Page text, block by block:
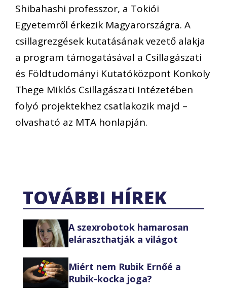
Shibahashi professzor, a Tokiói
Egyetemről érkezik Magyarországra. A
csillagrezgések kutatásának vezető alakja
a program támogatásával a Csillagászati
és Földtudományi Kutatóközpont Konkoly
Thege Miklós Csillagászati Intézetében
folyó projektekhez csatlakozik majd –
olvasható az MTA honlapján.
TOVÁBBI HÍREK
A szexrobotok hamarosan
eláraszthatják a világot
Miért nem Rubik Ernőé a
Rubik-kocka joga?